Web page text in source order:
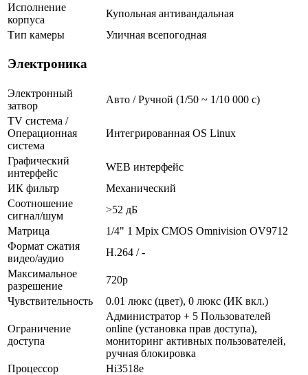
Исполнение
корпуса
Купольная антивандальная
Тип камеры
Уличная всепогодная
Электроника
Электронный
затвор
Авто / Ручной (1/50 ~ 1/10 000 с)
TV система /
Операционная
система
Интегрированная OS Linux
Графический
интерфейс
WEB интерфейс
ИК фильтр
Механический
Соотношение
сигнал/шум
>52 дБ
Матрица
1/4" 1 Mpix CMOS Omnivision OV9712
Формат сжатия
видео/аудио
H.264 / -
Максимальное
разрешение
720p
Чувствительность
0.01 люкс (цвет), 0 люкс (ИК вкл.)
Ограничение
доступа
Администратор + 5 Пользователей
online (установка прав доступа),
мониторинг активных пользователей,
ручная блокировка
Процессор
Hi3518e